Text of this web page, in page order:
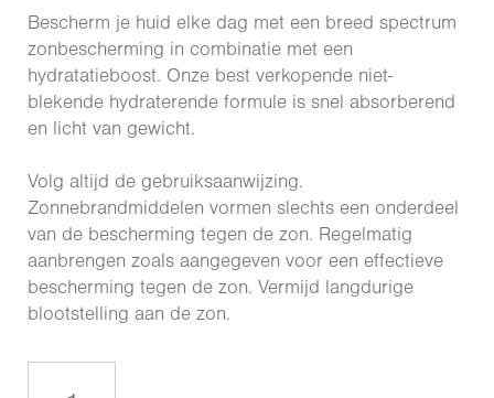
Bescherm je huid elke dag met een breed spectrum
zonbescherming in combinatie met een
hydratatieboost. Onze best verkopende niet-
blekende hydraterende formule is snel absorberend
en licht van gewicht.
Volg altijd de gebruiksaanwijzing.
Zonnebrandmiddelen vormen slechts een onderdeel
van de bescherming tegen de zon. Regelmatig
aanbrengen zoals aangegeven voor een effectieve
bescherming tegen de zon. Vermijd langdurige
blootstelling aan de zon.